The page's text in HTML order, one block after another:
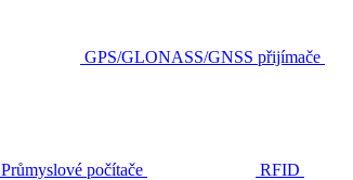
GPS/GLONASS/GNSS přijímače
Průmyslové počítače RFID